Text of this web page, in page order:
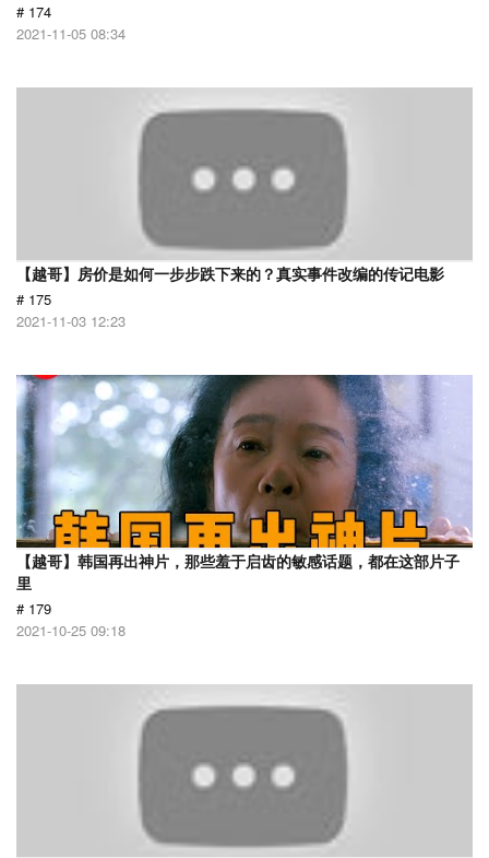
# 174
2021-11-05 08:34
【越哥】房价是如何一步步跌下来的？真实事件改编的传记电影
# 175
2021-11-03 12:23
【越哥】韩国再出神片，那些羞于启齿的敏感话题，都在这部片子
里
# 179
2021-10-25 09:18